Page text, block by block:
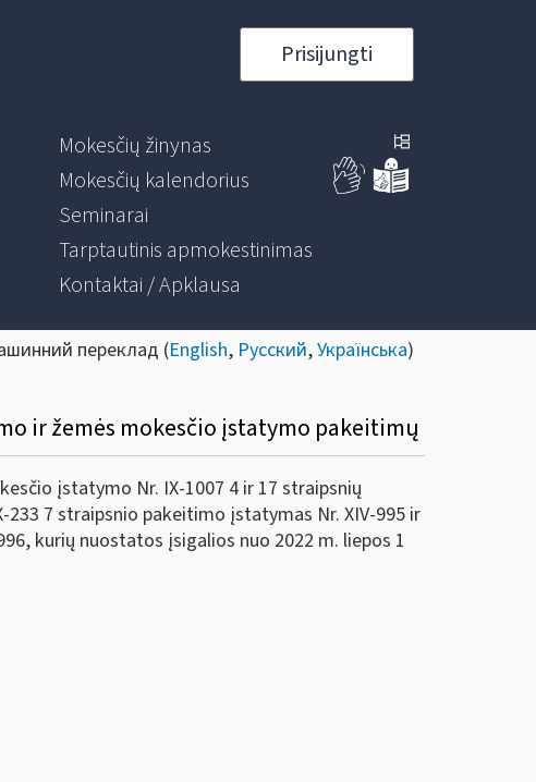
Prisijungti
Mokesčių žinynas
Mokesčių kalendorius
Seminarai
Tarptautinis apmokestinimas
Kontaktai / Apklausa
переклад (English, Русский,Українська)
ir žemės mokesčio įstatymo pakeitimų
įstatymo Nr. IX-1007 4 ir 17 straipsnių
7 straipsnio pakeitimo įstatymas Nr. XIV-995 ir
kurių nuostatos įsigalios nuo 2022 m. liepos 1